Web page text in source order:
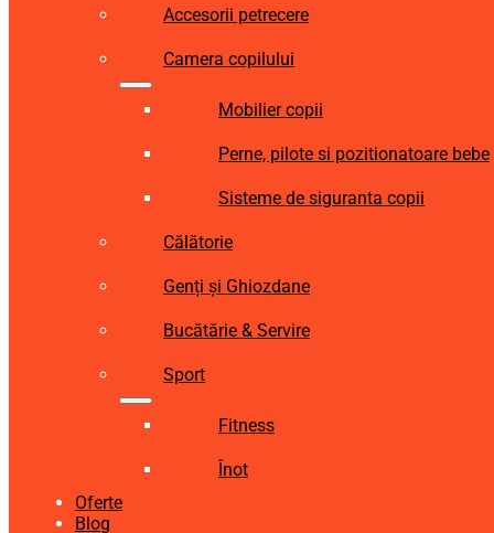
Accesorii petrecere
Camera copilului
Mobilier copii
Perne, pilote si pozitionatoare bebe
Sisteme de siguranta copii
Călătorie
Genți și Ghiozdane
Bucătărie & Servire
Sport
Fitness
Înot
Oferte
Blog